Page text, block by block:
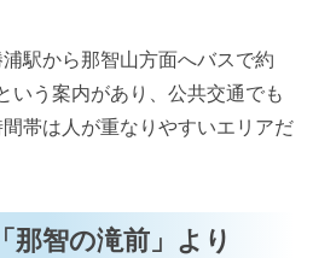
駅から那智山方面へバスで約
いう案内があり、公共交通でも
帯は人が重なりやすいエリアだ
那智の滝前」より